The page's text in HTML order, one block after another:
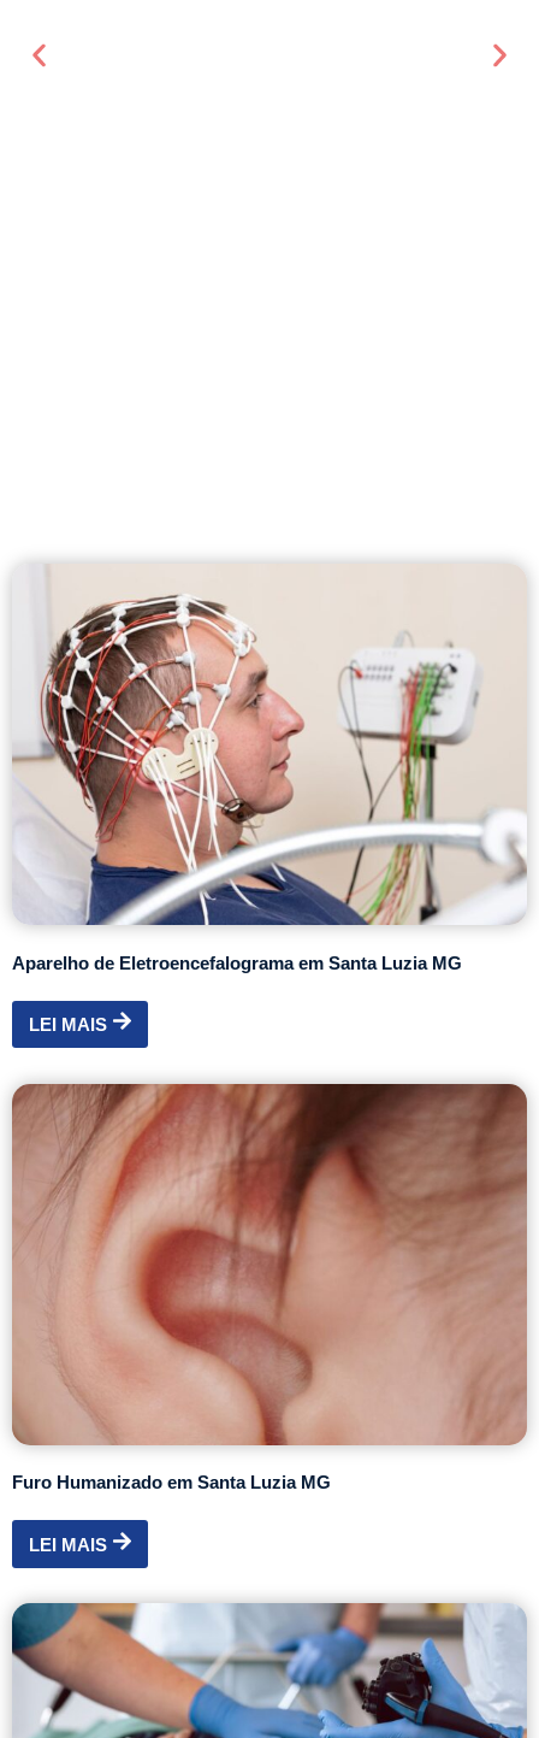
Aparelho de Eletroencefalograma em Santa Luzia MG
LEI MAIS
Furo Humanizado em Santa Luzia MG
LEI MAIS